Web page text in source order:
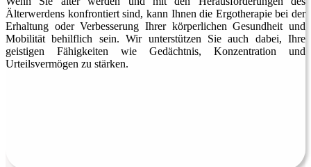
Älterwerdens konfrontiert sind, kann Ihnen die Ergo­therapie bei der
Erhaltung oder Verbesserung Ihrer kör­per­lichen Gesundheit und
Mobilität behilflich sein. Wir unterstützen Sie auch dabei, Ihre
geistigen Fähigkeiten wie Gedächtnis, Konzentration und
Urteilsvermögen zu stärken.